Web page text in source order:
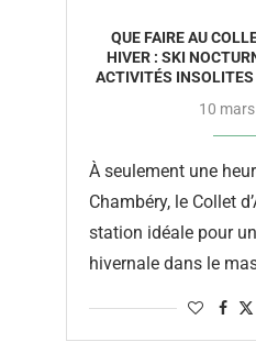
QUE FAIRE AU
HIVER : SKI
ACTIVITÉS
10
À seulement une
Chambéry, le Collet
station idéale pour
hivernale dans le